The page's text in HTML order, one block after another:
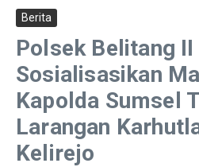
Berita
Polsek Belitang II
Sosialisasikan
Kapolda Sumsel
Larangan
Kelirejo